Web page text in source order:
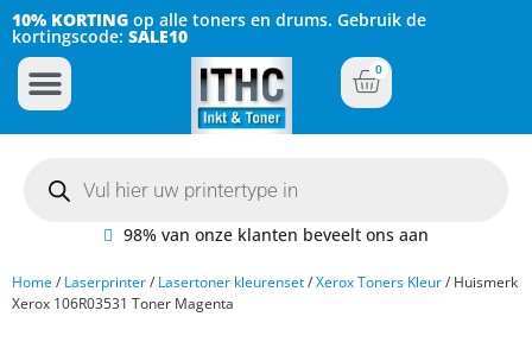
10% KORTING op alle toners en drums. Gebruik de
kortingscode: SALE10
0
98% van onze klanten beveelt ons aan
Home/ Laserprinter/ Lasertoner kleurenset/Xerox Toners Kleur/ Huismerk
Xerox 106R03531 Toner Magenta